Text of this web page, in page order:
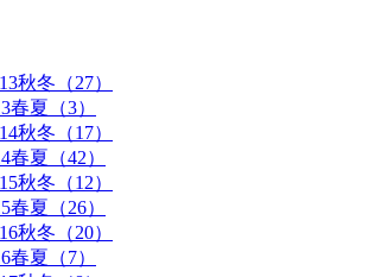
秋冬（27）
春夏（3）
秋冬（17）
春夏（42）
秋冬（12）
春夏（26）
秋冬（20）
春夏（7）